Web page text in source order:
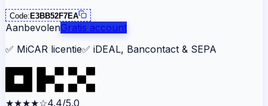
Code:E3BB52F7EA
AanbevolenGratis account
✅ MiCAR licentie✅ iDEAL, Bancontact & SEPA
★★★★☆4.4/5.0